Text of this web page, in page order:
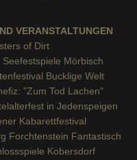
VERANSTALTUNGEN
of Dirt
Seefestspiele Mörbisch
Bucklige Welt
"Zum Tod Lachen"
in Jedenspeigen
Kabarettfestival
Forchtenstein Fantastisch
Kobersdorf